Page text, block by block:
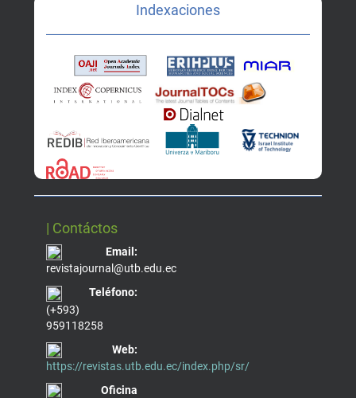
Indexaciones
| Contáctos
Email:
revistajournal@utb.edu.ec
Teléfono:
(+593)
959118258
Web:
https://revistas.utb.edu.ec/index.php/sr/
Oficina